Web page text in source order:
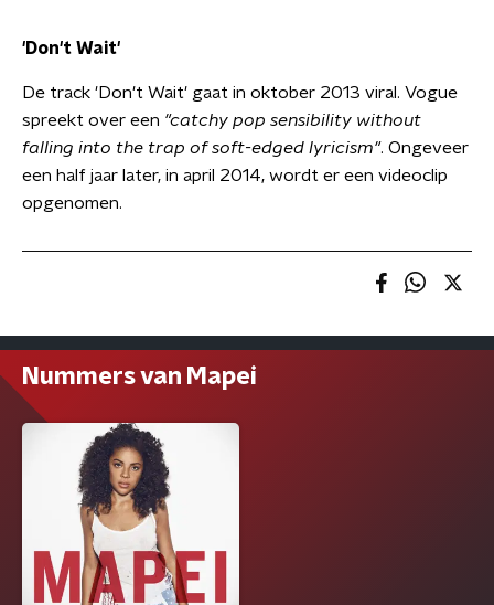
'Don't Wait'
De track 'Don't Wait' gaat in oktober 2013 viral. Vogue
spreekt over een "catchy pop sensibility without
falling into the trap of soft-edged lyricism". Ongeveer
een half jaar later, in april 2014, wordt er een videoclip
opgenomen.
Nummers van Mapei